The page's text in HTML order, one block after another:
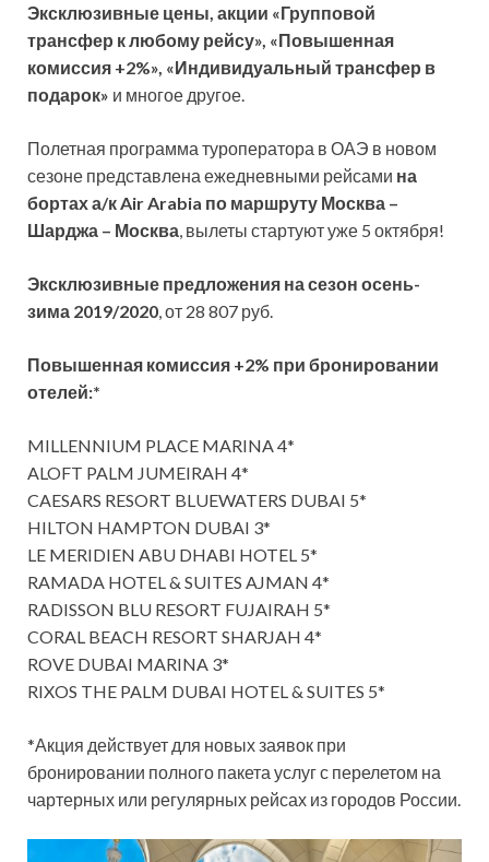
Эксклюзивные цены, акции «Групповой
трансфер к любому рейсу», «Повышенная
комиссия +2%», «Индивидуальный трансфер в
подарок» и многое другое.
Полетная программа туроператора в ОАЭ в новом
сезоне представлена ежедневными рейсами на
бортах а/к Air Arabia по маршруту Москва –
Шарджа – Москва , вылеты стартуют уже 5 октября!
Эксклюзивные предложения на сезон осень-
зима 2019/2020 , от 28 807 руб.
Повышенная комиссия +2% при бронировании
отелей:*
MILLENNIUM PLACE MARINA 4*
ALOFT PALM JUMEIRAH 4*
CAESARS RESORT BLUEWATERS DUBAI 5*
HILTON HAMPTON DUBAI 3*
LE MERIDIEN ABU DHABI HOTEL 5*
RAMADA HOTEL & SUITES AJMAN 4*
RADISSON BLU RESORT FUJAIRAH 5*
CORAL BEACH RESORT SHARJAH 4*
ROVE DUBAI MARINA 3*
RIXOS THE PALM DUBAI HOTEL & SUITES 5*
*Акция действует для новых заявок при
бронировании полного пакета услуг с перелетом на
чартерных или регулярных рейсах из городов России.